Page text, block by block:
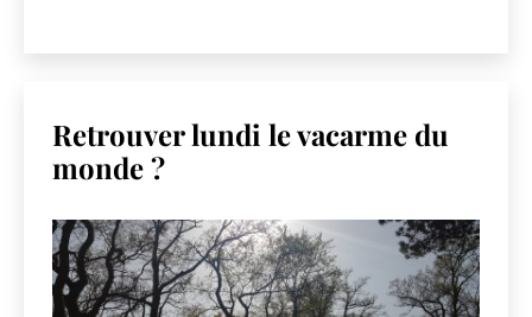
Retrouver lundi le vacarme du
monde ?